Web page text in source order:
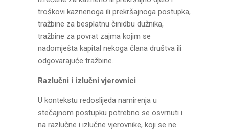
troškovi kaznenoga ili prekršajnoga postupka,
tražbine za besplatnu činidbu dužnika,
tražbine za povrat zajma kojim se
nadomješta kapital nekoga člana društva ili
odgovarajuće tražbine.
Razlučni i izlučni vjerovnici
U kontekstu redoslijeda namirenja u
stečajnom postupku potrebno se osvrnuti i
na razlučne i izlučne vjerovnike, koji se ne